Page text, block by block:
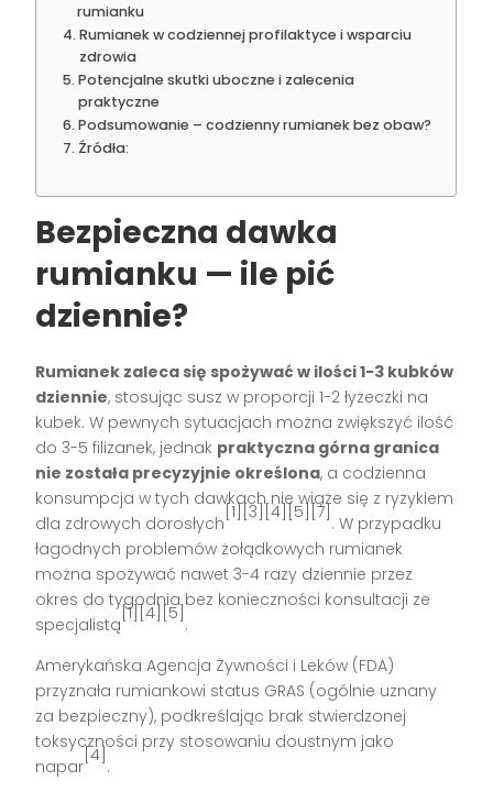
rumianku
Rumianek w codziennej profilaktyce i wsparciu
zdrowia
Potencjalne skutki uboczne i zalecenia
praktyczne
Podsumowanie – codzienny rumianek bez obaw?
Źródła:
Bezpieczna dawka
rumianku — ile pić
dziennie?
Rumianek zaleca się spożywać w ilości 1-3 kubków
dziennie, stosując susz w proporcji 1-2 łyżeczki na
kubek. W pewnych sytuacjach można zwiększyć ilość
do 3-5 filiżanek, jednak praktyczna górna granica
nie została precyzyjnie określona, a codzienna
konsumpcja w tych dawkach nie wiąże się z ryzykiem
dla zdrowych dorosłych
[1][3][4][5][7]
. W przypadku
łagodnych problemów żołądkowych rumianek
można spożywać nawet 3-4 razy dziennie przez
okres do tygodnia bez konieczności konsultacji ze
specjalistą
[1][4][5]
.
Amerykańska Agencja Żywności i Leków (FDA)
przyznała rumiankowi status GRAS (ogólnie uznany
za bezpieczny), podkreślając brak stwierdzonej
toksyczności przy stosowaniu doustnym jako
napar
[4]
.